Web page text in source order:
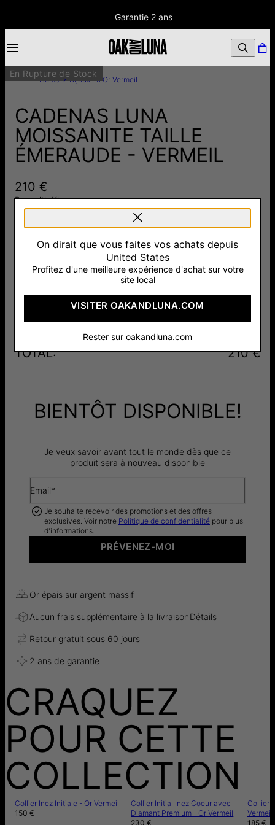
Garantie 2 ans
En Rupture de Stock
Home Bijoux En Or Vermeil
CADENAS LUNA
MOISSANITE TAILLE
ÉMERAUDE - VERMEIL
210 €
Pay with Klarna
Moissanite210 €
18cts
210 €
14cts
1 430 €
TOTAL: 210 €
BIENTÔT DISPONIBLE!
Je veux savoir avant tout le monde dès que ce
produit sera à nouveau disponible
Email*
Je souhaite recevoir des promotions et des offres
exclusives. Voir notre Politique de confidentialité pour plus
d'informations.
PRÉVENEZ-MOI
Or épais sur argent massif
Aucun frais supplémentaire à la livraisonDétails
Retour gratuit sous 60 jours
2 ans de garantie
CRAQUEZ
POUR CETTE
COLLECTION
Collier Inez Initiale - Or Vermeil
150 €
Collier Initial Inez Coeur avec
Diamant Premium - Or Vermeil
230 €
Collier
Vermeil
185 €
On dirait que vous faites vos achats depuis
United States
Profitez d'une meilleure expérience d'achat sur votre
site local
VISITER OAKANDLUNA.COM
Rester sur oakandluna.com